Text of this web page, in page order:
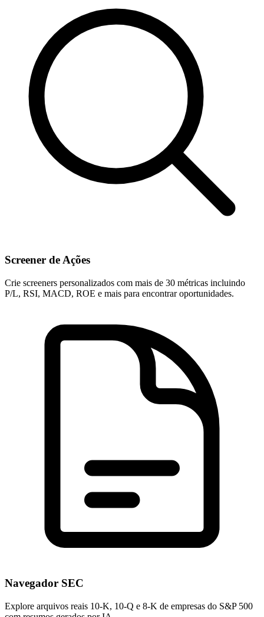
Screener de Ações
Crie screeners personalizados com mais de 30 métricas incluindo
P/L, RSI, MACD, ROE e mais para encontrar oportunidades.
Navegador SEC
Explore arquivos reais 10-K, 10-Q e 8-K de empresas do S&P 500